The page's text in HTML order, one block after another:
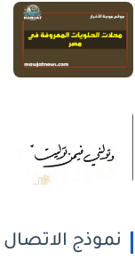
نموذج الاتصال